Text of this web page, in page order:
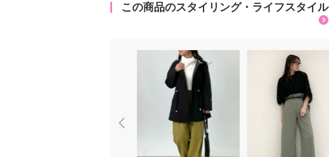
この商品のスタイリング・ライフスタイル